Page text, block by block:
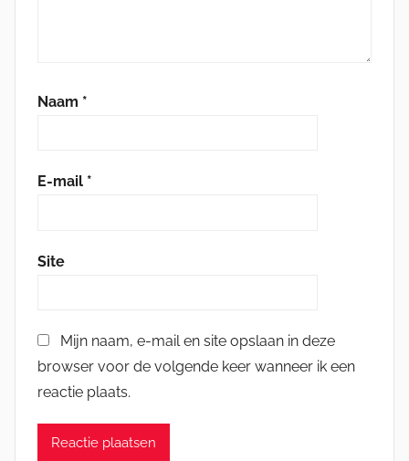
Naam *
E-mail *
Site
Mijn naam, e-mail en site opslaan in deze
browser voor de volgende keer wanneer ik een
reactie plaats.